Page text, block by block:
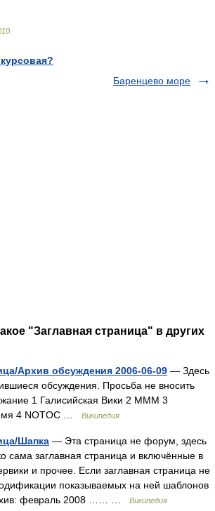
Баренцево море
"Заглавная страница" в других
Архив обсуждения 2006-06-09 — Здесь
обсуждения. Просьба не вносить
1 Галисийская Вики 2 МММ 3
4 NOTOC …
Википедия
Шапка — Эта страница не форум, здесь
сама заглавная страница и включённые в
и прочее. Если заглавная страница не
показываемых на ней шаблонов
февраль 2008 …… …
Википедия